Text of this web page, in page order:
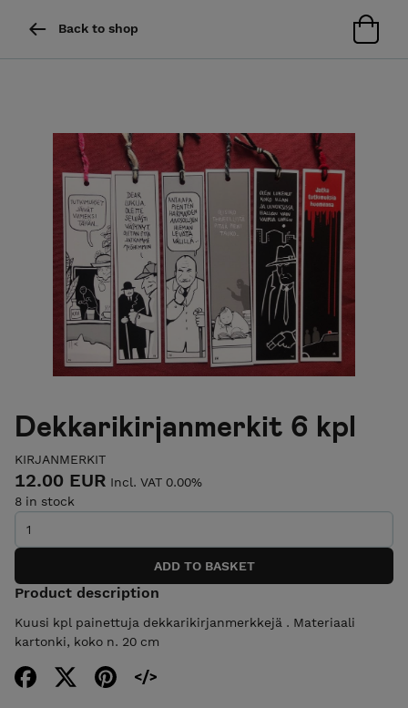
Back to shop
Dekkarikirjanmerkit 6 kpl
KIRJANMERKIT
12.00 EUR Incl. VAT 0.00%
8 in stock
Product description
Kuusi kpl painettuja dekkarikirjanmerkkejä . Materiaali
kartonki, koko n. 20 cm